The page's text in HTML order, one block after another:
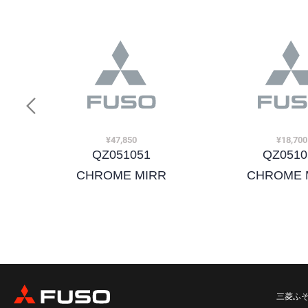
¥47,850
QZ051051
CHROME MIRR
¥18,700
CHROME
¥27,170
三菱ふ